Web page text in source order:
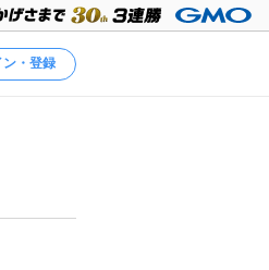
ン・登録